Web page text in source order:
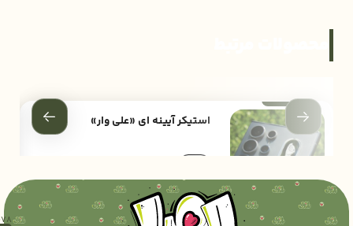
استیکر آیینه ای «علی وار»
50,000 تومان